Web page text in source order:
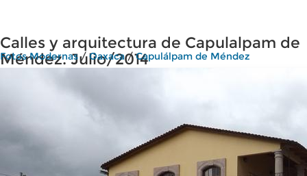
Calles y arquitectura de Capulalpam de
Méndez. Julio/2014
Fotos Modernas/Oaxaca/Capulálpam de Méndez